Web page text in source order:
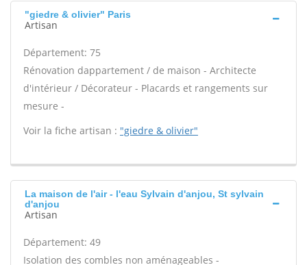
"giedre & olivier" Paris
Artisan
Département: 75
Rénovation dappartement / de maison - Architecte
d'intérieur / Décorateur - Placards et rangements sur
mesure -
Voir la fiche artisan : "giedre & olivier"
La maison de l'air - l'eau Sylvain d'anjou, St sylvain
d'anjou
Artisan
Département: 49
Isolation des combles non aménageables -